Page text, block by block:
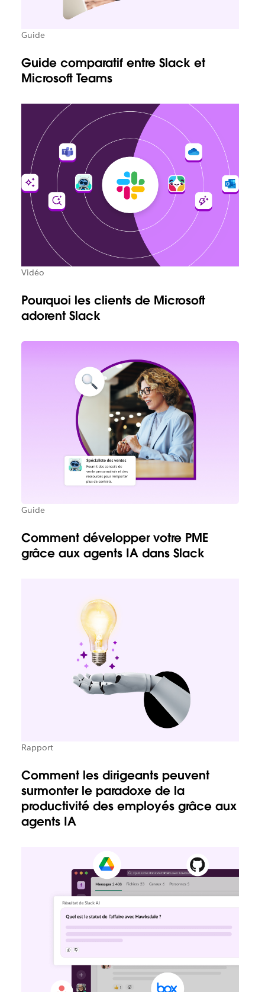
Guide
Guide comparatif entre Slack et
Microsoft Teams
Vidéo
Pourquoi les clients de Microsoft
adorent Slack
Guide
Comment développer votre PME
grâce aux agents IA dans Slack
Rapport
Comment les dirigeants peuvent
surmonter le paradoxe de la
productivité des employés grâce aux
agents IA